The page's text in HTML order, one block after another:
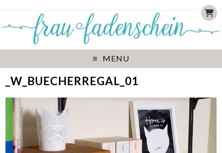
MENU
_W_BUECHERREGAL_01